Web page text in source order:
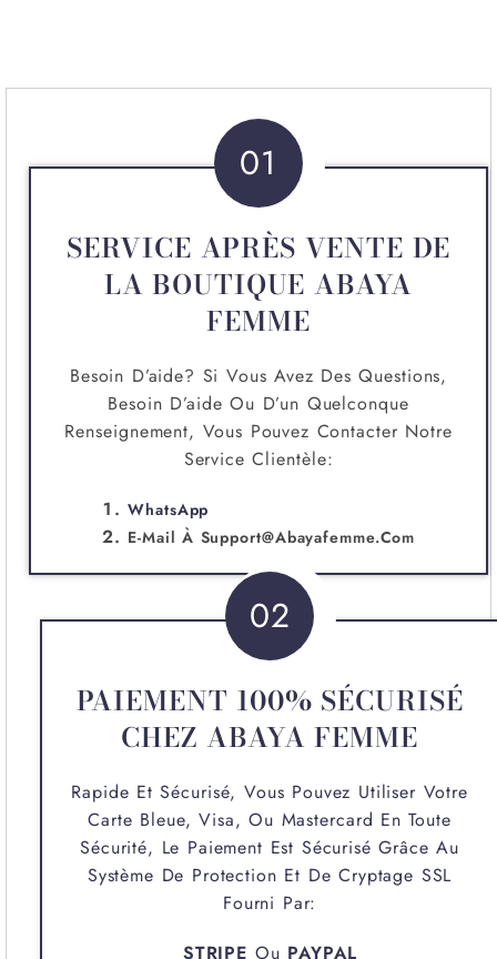
01
SERVICE APRÈS VENTE DE
LA BOUTIQUE ABAYA
FEMME
Besoin D’aide? Si Vous Avez Des Questions,
Besoin D’aide Ou D’un Quelconque
Renseignement, Vous Pouvez Contacter Notre
Service Clientèle:
WhatsApp
E-Mail À Support@abayafemme.com
02
PAIEMENT 100% SÉCURISÉ
CHEZ ABAYA FEMME
Rapide Et Sécurisé, Vous Pouvez Utiliser Votre
Carte Bleue, Visa, Ou Mastercard En Toute
Sécurité, Le Paiement Est Sécurisé Grâce Au
Système De Protection Et De Cryptage SSL
Fourni Par:
STRIPE Ou PAYPAL